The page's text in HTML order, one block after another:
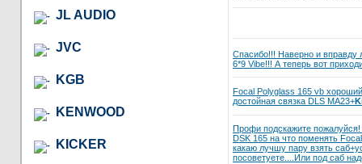
JL AUDIO
JVC
KGB
KENWOOD
KICKER
Спасибо!!! Наверно и вправду
6*9 Vibe!!! А теперь вот
Focal Polyglass 165 vb
достойная связка DLS MA23+
Профи подскажите
DSK 165 на что поменять
какаю лучшу пару взять
посоветуете....Или под саб